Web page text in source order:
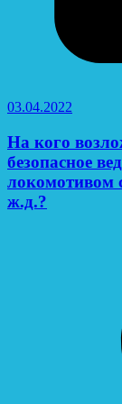
03.04.2022
На кого
безопасное
локомотивом
ж.д.?